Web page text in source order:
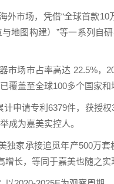
外市场，凭借“全球首款10
地图构建）”等一系列自
市场市占率高达 22.5%，
覆盖至全球100多个国家和
申请专利6379件，获授
成为嘉美实控人。
独家承接追觅年产500万
长，等同于嘉美也随之实